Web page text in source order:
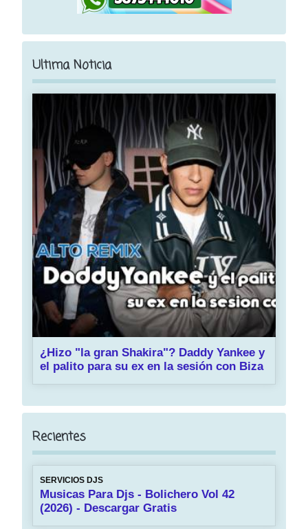
Ultima Noticia
¿Hizo "la gran Shakira"? Daddy Yankee y
el palito para su ex en la sesión con Biza
Recientes
SERVICIOS DJS
Musicas Para Djs - Bolichero Vol 42
(2026) - Descargar Gratis